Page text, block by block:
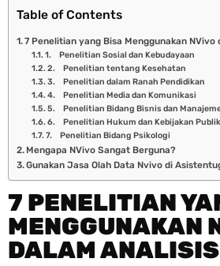
Table of Contents
7 Penelitian yang Bisa Menggunakan NVivo
1. Penelitian Sosial dan Kebudayaan
2. Penelitian tentang Kesehatan
3. Penelitian dalam Ranah Pendidikan
4. Penelitian Media dan Komunikasi
5. Penelitian Bidang Bisnis dan
6. Penelitian Hukum dan Kebijakan Publik
7. Penelitian Bidang Psikologi
Mengapa NVivo Sangat Berguna?
Gunakan Jasa Olah Data Nvivo di
7 PENELITIAN
MENGGUNAKAN
DALAM